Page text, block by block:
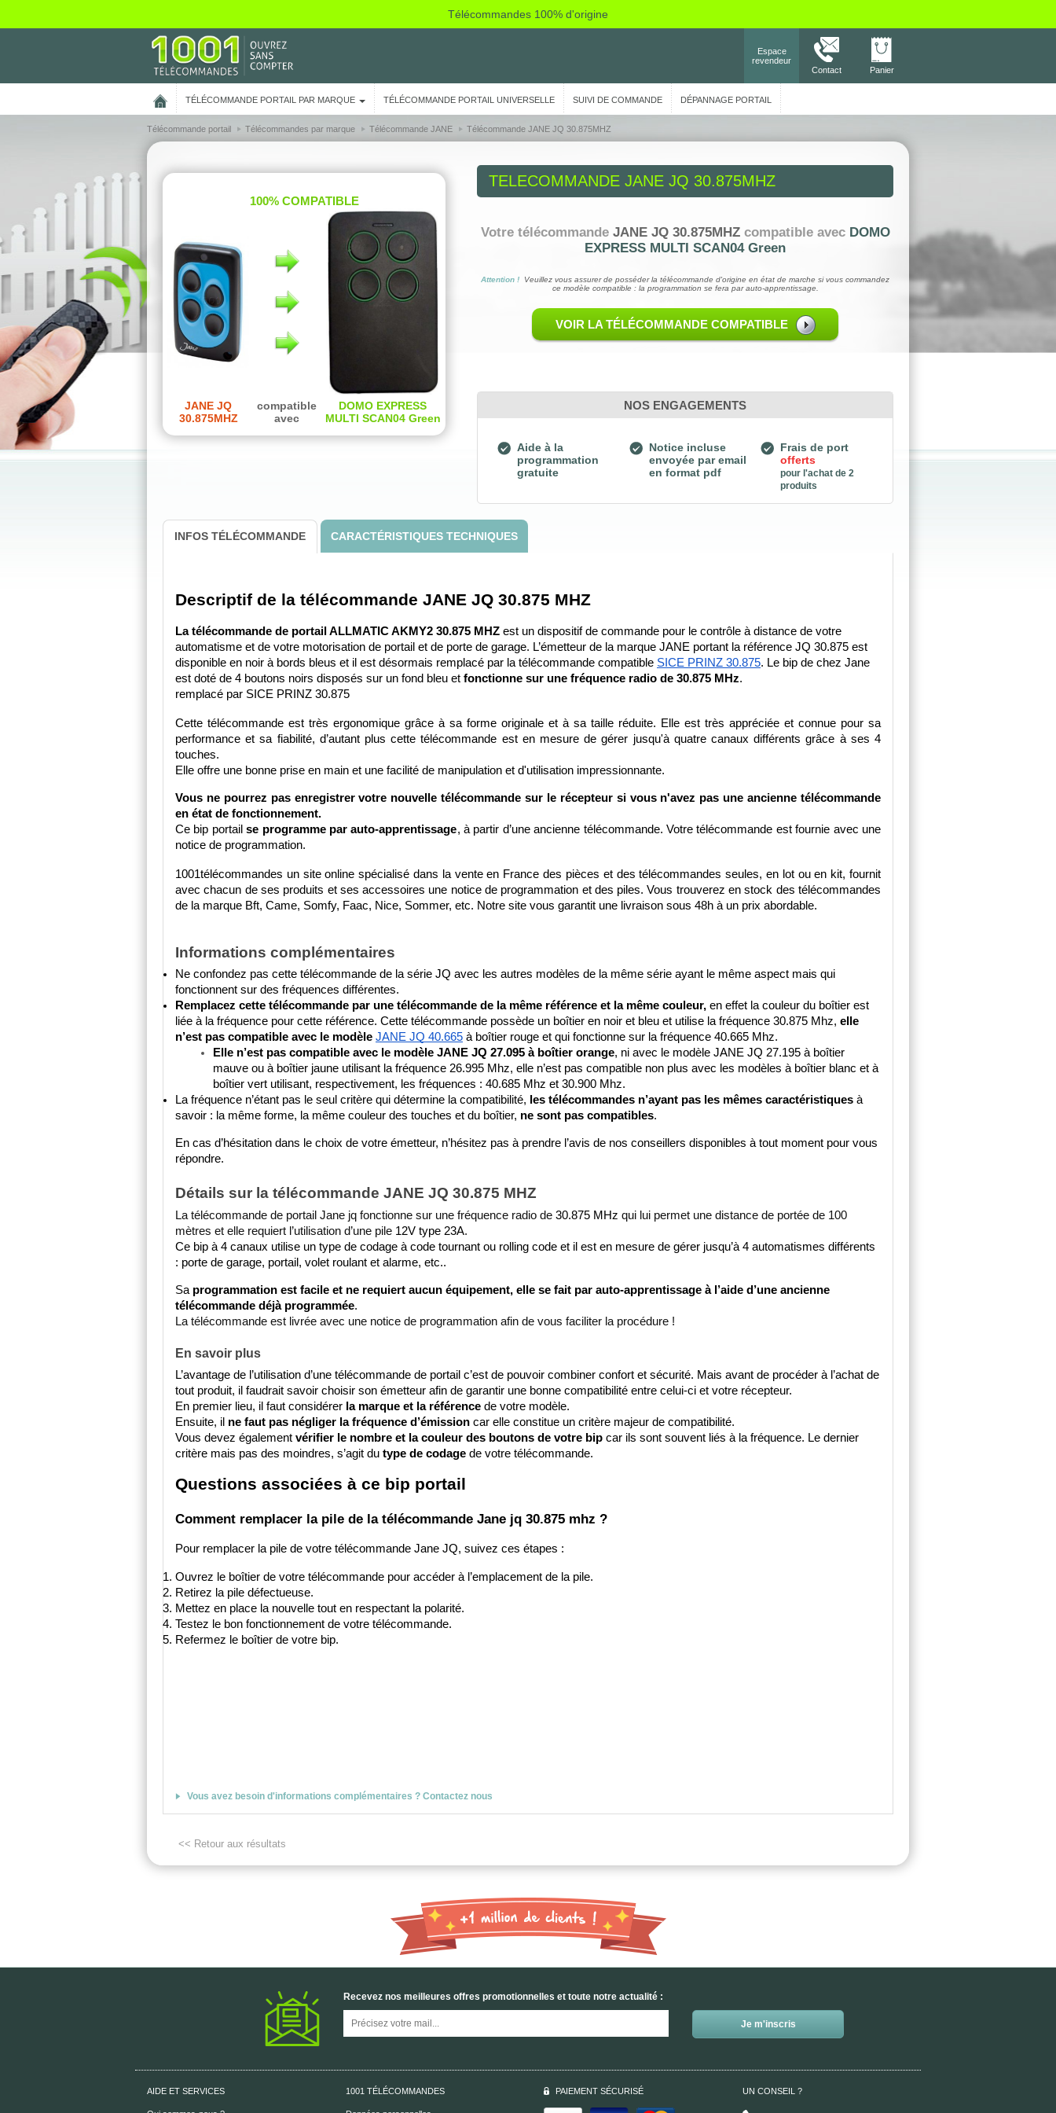
Télécommandes 100% d'origine
Espace
revendeur
Contact
Panier
TÉLÉCOMMANDE PORTAIL PAR MARQUE TÉLÉCOMMANDE PORTAIL UNIVERSELLE SUIVI DE COMMANDE DÉPANNAGE PORTAIL
Télécommande portail Télécommandes par marque Télécommande JANE Télécommande JANE JQ 30.875MHZ
100% COMPATIBLE
JANE JQ
30.875MHZ
compatible
avec
DOMO EXPRESS
MULTI SCAN04 Green
TELECOMMANDE JANE JQ 30.875MHZ
Votre télécommande JANE JQ 30.875MHZcompatible avec DOMO
EXPRESS MULTI SCAN04 Green
Attention ! Veuillez vous assurer de posséder la télécommande d'origine en état de marche si vous commandez
ce modèle compatible : la programmation se fera par auto-apprentissage.
VOIR LA TÉLÉCOMMANDE COMPATIBLE
NOS ENGAGEMENTS
Aide à la
programmation
gratuite
Notice incluse
envoyée par email
en format pdf
Frais de port
offerts
pour l'achat de 2
produits
INFOS TÉLÉCOMMANDE CARACTÉRISTIQUES TECHNIQUES
Descriptif de la télécommande JANE JQ 30.875 MHZ
La télécommande de portail ALLMATIC AKMY2 30.875 MHZ est un dispositif de commande pour le contrôle à distance de votre
automatisme et de votre motorisation de portail et de porte de garage. L’émetteur de la marque JANE portant la référence JQ 30.875 est
disponible en noir à bords bleus et il est désormais remplacé par la télécommande compatible SICE PRINZ 30.875. Le bip de chez Jane
est doté de 4 boutons noirs disposés sur un fond bleu et fonctionne sur une fréquence radio de 30.875 MHz.
remplacé par SICE PRINZ 30.875
Cette télécommande est très ergonomique grâce à sa forme originale et à sa taille réduite. Elle est très appréciée et connue pour sa
performance et sa fiabilité, d’autant plus cette télécommande est en mesure de gérer jusqu'à quatre canaux différents grâce à ses 4
touches.
Elle offre une bonne prise en main et une facilité de manipulation et d'utilisation impressionnante.
Vous ne pourrez pas enregistrer votre nouvelle télécommande sur le récepteur si vous n'avez pas une ancienne télécommande
en état de fonctionnement.
Ce bip portail se programme par auto-apprentissage, à partir d’une ancienne télécommande. Votre télécommande est fournie avec une
notice de programmation.
1001télécommandes un site online spécialisé dans la vente en France des pièces et des télécommandes seules, en lot ou en kit, fournit
avec chacun de ses produits et ses accessoires une notice de programmation et des piles. Vous trouverez en stock des télécommandes
de la marque Bft, Came, Somfy, Faac, Nice, Sommer, etc. Notre site vous garantit une livraison sous 48h à un prix abordable.
Informations complémentaires
Ne confondez pas cette télécommande de la série JQ avec les autres modèles de la même série ayant le même aspect mais qui
fonctionnent sur des fréquences différentes.
Remplacez cette télécommande par une télécommande de la même référence et la même couleur, en effet la couleur du boîtier est
liée à la fréquence pour cette référence. Cette télécommande possède un boîtier en noir et bleu et utilise la fréquence 30.875 Mhz, elle
n’est pas compatible avec le modèle JANE JQ 40.665 à boîtier rouge et qui fonctionne sur la fréquence 40.665 Mhz.
Elle n’est pas compatible avec le modèle JANE JQ 27.095 à boîtier orange, ni avec le modèle JANE JQ 27.195 à boîtier
mauve ou à boîtier jaune utilisant la fréquence 26.995 Mhz, elle n’est pas compatible non plus avec les modèles à boîtier blanc et à
boîtier vert utilisant, respectivement, les fréquences : 40.685 Mhz et 30.900 Mhz.
La fréquence n’étant pas le seul critère qui détermine la compatibilité, les télécommandes n’ayant pas les mêmes caractéristiques à
savoir : la même forme, la même couleur des touches et du boîtier, ne sont pas compatibles.
En cas d’hésitation dans le choix de votre émetteur, n’hésitez pas à prendre l’avis de nos conseillers disponibles à tout moment pour vous
répondre.
Détails sur la télécommande JANE JQ 30.875 MHZ
La télécommande de portail Jane jq fonctionne sur une fréquence radio de 30.875 MHz qui lui permet une distance de portée de 100
mètres et elle requiert l’utilisation d’une pile 12V type 23A.
Ce bip à 4 canaux utilise un type de codage à code tournant ou rolling code et il est en mesure de gérer jusqu’à 4 automatismes différents
: porte de garage, portail, volet roulant et alarme, etc..
Sa programmation est facile et ne requiert aucun équipement, elle se fait par auto-apprentissage à l’aide d’une ancienne
télécommande déjà programmée.
La télécommande est livrée avec une notice de programmation afin de vous faciliter la procédure !
En savoir plus
L’avantage de l’utilisation d’une télécommande de portail c’est de pouvoir combiner confort et sécurité. Mais avant de procéder à l’achat de
tout produit, il faudrait savoir choisir son émetteur afin de garantir une bonne compatibilité entre celui-ci et votre récepteur.
En premier lieu, il faut considérer la marque et la référence de votre modèle.
Ensuite, il ne faut pas négliger la fréquence d’émission car elle constitue un critère majeur de compatibilité.
Vous devez également vérifier le nombre et la couleur des boutons de votre bip car ils sont souvent liés à la fréquence. Le dernier
critère mais pas des moindres, s’agit du type de codage de votre télécommande.
Questions associées à ce bip portail
Comment remplacer la pile de la télécommande Jane jq 30.875 mhz ?
Pour remplacer la pile de votre télécommande Jane JQ, suivez ces étapes :
Ouvrez le boîtier de votre télécommande pour accéder à l’emplacement de la pile.
Retirez la pile défectueuse.
Mettez en place la nouvelle tout en respectant la polarité.
Testez le bon fonctionnement de votre télécommande.
Refermez le boîtier de votre bip.
Vous avez besoin d'informations complémentaires ? Contactez nous
<< Retour aux résultats
Recevez nos meilleures offres promotionnelles et toute notre actualité :
AIDE ET SERVICES 1001 TÉLÉCOMMANDES PAIEMENT SÉCURISÉ UN CONSEIL ?